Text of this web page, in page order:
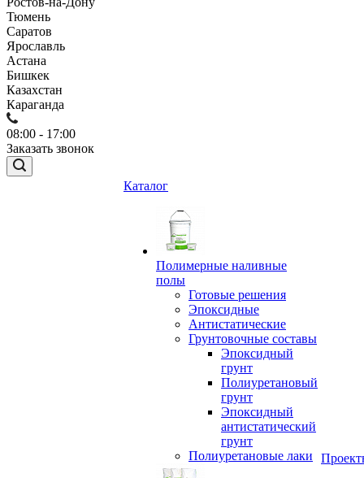
Тюмень
Саратов
Ярославль
Астана
Бишкек
Казахстан
Караганда
08:00 - 17:00
Заказать звонок
Каталог
Полимерные наливные
полы
Готовые решения
Эпоксидные
Антистатические
Грунтовочные составы
Эпоксидный
грунт
Полиуретановый
грунт
Эпоксидный
антистатический
грунт
Полиуретановые лаки